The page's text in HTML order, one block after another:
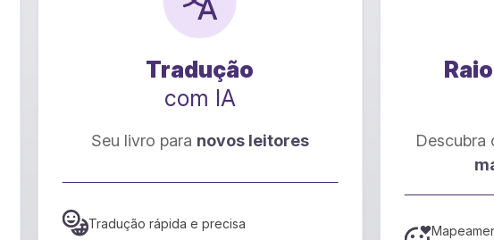
Raio-X Emocional
Descubra como tornar sua história
Mapeamento de emoções ao longo da